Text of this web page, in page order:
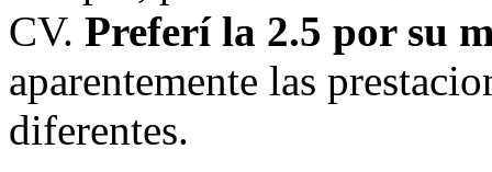
CV. Preferí la 2.5 por su
aparentemente las
diferentes.